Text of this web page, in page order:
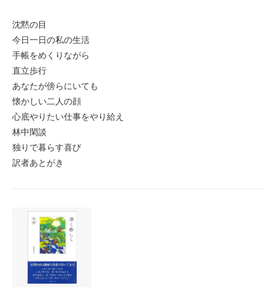
沈黙の目
今日一日の私の生活
手帳をめくりながら
直立歩行
あなたが傍らにいても
懐かしい二人の顔
心底やりたい仕事をやり給え
林中閑談
独りで暮らす喜び
訳者あとがき